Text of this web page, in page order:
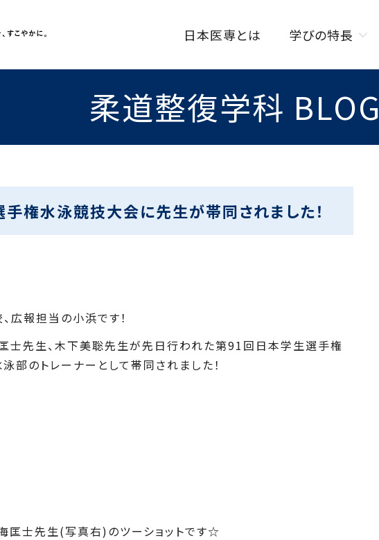
日本医専とは 学びの特長
学びの特長トップ
オンラインを活用した
海外研修制度
W資格取得制度
柔道整復学科 BLOG
権水泳競技大会に先生が帯同されました！
広報担当の小浜です！
士先生、木下美聡先生が先日行われた第91回日本学生選手権
部のトレーナーとして帯同されました！
匡士先生(写真右)のツーショットです☆